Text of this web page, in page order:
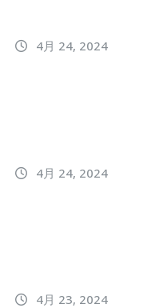
4月 24, 2024
4月 24, 2024
4月 23, 2024